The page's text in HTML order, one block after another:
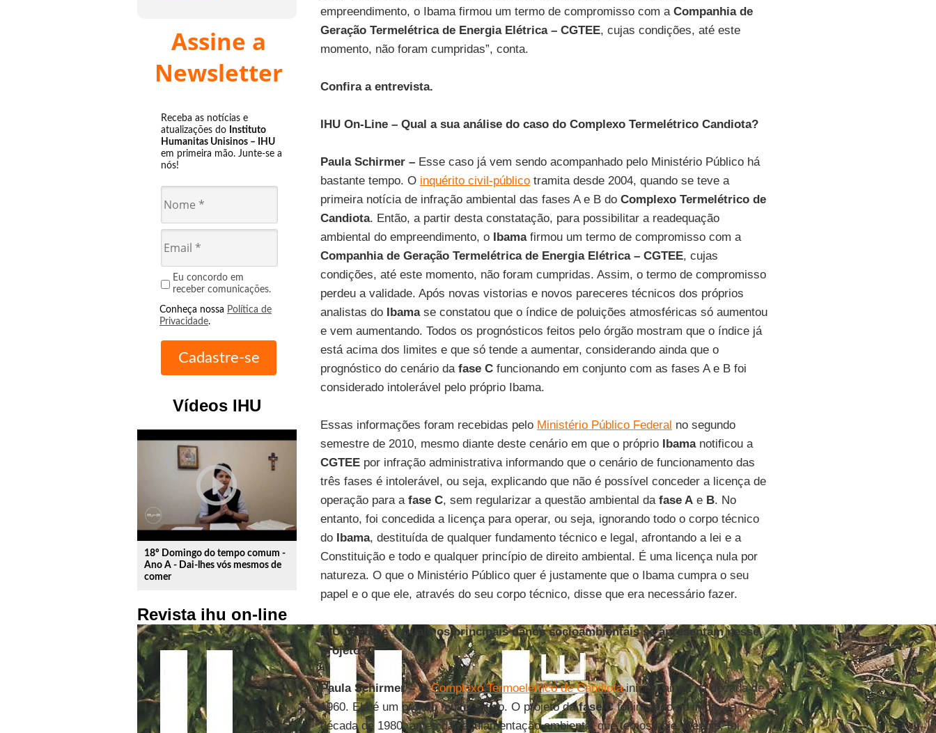
Assine a
Newsletter
Receba as notícias e
atualizações do Instituto
Humanitas Unisinos – IHU
em primeira mão. Junte-se a
nós!
Eu concordo em
receber comunicações.
Conheça nossa Política de
Privacidade.
Vídeos IHU
play_circle_outline
18º Domingo do tempo comum -
Ano A - Dai-lhes vós mesmos de
comer
Revista ihu on-line
empreendimento, o Ibama firmou um termo de compromisso com a Companhia de
Geração Termelétrica de Energia Elétrica – CGTEE, cujas condições, até este
momento, não foram cumpridas”, conta.
Confira a entrevista.
IHU On-Line – Qual a sua análise do caso do Complexo Termelétrico Candiota?
Paula Schirmer – Esse caso já vem sendo acompanhado pelo Ministério Público há
bastante tempo. O inquérito civil-públicotramita desde 2004, quando se teve a
primeira notícia de infração ambiental das fases A e B do Complexo Termelétrico de
Candiota. Então, a partir desta constatação, para possibilitar a readequação
ambiental do empreendimento, o Ibamafirmou um termo de compromisso com a
Companhia de Geração Termelétrica de Energia Elétrica – CGTEE, cujas
condições, até este momento, não foram cumpridas. Assim, o termo de compromisso
perdeu a validade. Após novas vistorias e novos pareceres técnicos dos próprios
analistas do Ibamase constatou que o índice de poluições atmosféricas só aumentou
e vem aumentando. Todos os prognósticos feitos pelo órgão mostram que o índice já
está acima dos limites e que só tende a aumentar, considerando ainda que o
prognóstico do cenário da fase Cfuncionando em conjunto com as fases A e B foi
considerado intolerável pelo próprio Ibama.
Essas informações foram recebidas pelo Ministério Público Federal no segundo
semestre de 2010, mesmo diante deste cenário em que o próprio Ibamanotificou a
CGTEEpor infração administrativa informando que o cenário de funcionamento das
três fases é intolerável, ou seja, explicando que não é possível conceder a licença de
operação para a fase C, sem regularizar a questão ambiental da fase Ae B. No
entanto, foi concedida a licença para operar, ou seja, ignorando todo o corpo técnico
do Ibama, destituída de qualquer fundamento técnico e legal, afrontando a lei e a
Constituição e todo e qualquer princípio de direito ambiental. É uma licença nula por
natureza. O que o Ministério Público quer é justamente que o Ibama cumpra o seu
papel e o que ele, através do seu corpo técnico, disse que era necessário fazer.
IHU On-Line – Quais os principais danos socioambientais se apresentam nesse
projeto?
Paula Schirmer –OComplexo Termoelétrico de Candiotainiciou ainda na década de
1960. Ele é um projeto muito antigo. O projeto dafase Cfoi iniciado no início da
década de 1980, antes da regulamentação ambiental que temos hoje. Depois, foi